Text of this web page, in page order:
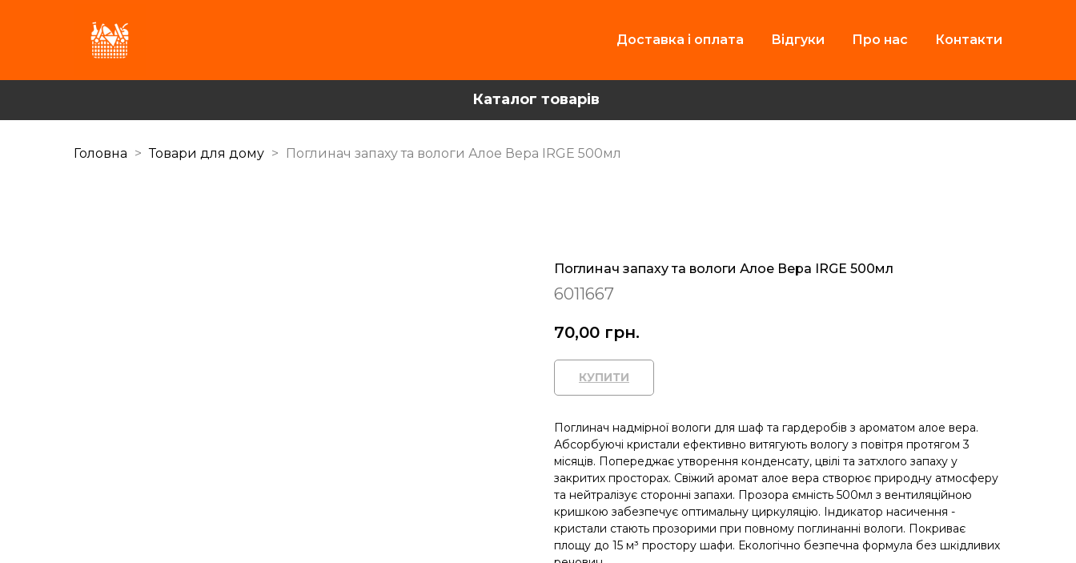
Доставка і оплата Відгуки Про нас Контакти
Каталог товарів
Головна Товари для дому Поглинач запаху та вологи Алое Вера IRGE 500мл
Поглинач запаху та вологи Алое Вера IRGE 500мл
6011667
70,00 грн.
КУПИТИ
Поглинач надмірної вологи для шаф та гардеробів з ароматом алое вера.
Абсорбуючі кристали ефективно витягують вологу з повітря протягом 3
місяців. Попереджає утворення конденсату, цвілі та затхлого запаху у
закритих просторах. Свіжий аромат алое вера створює природну атмосферу
та нейтралізує сторонні запахи. Прозора ємність 500мл з вентиляційною
кришкою забезпечує оптимальну циркуляцію. Індикатор насичення -
кристали стають прозорими при повному поглинанні вологи. Покриває
площу до 15 м³ простору шафи. Екологічно безпечна формула без шкідливих